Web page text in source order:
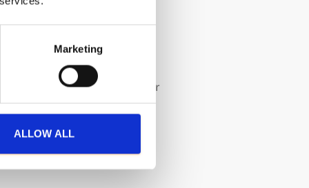
Marketing
ALLOW ALL
geogràfiques,
incorrecte o una velocitat
és fonamental per corregir